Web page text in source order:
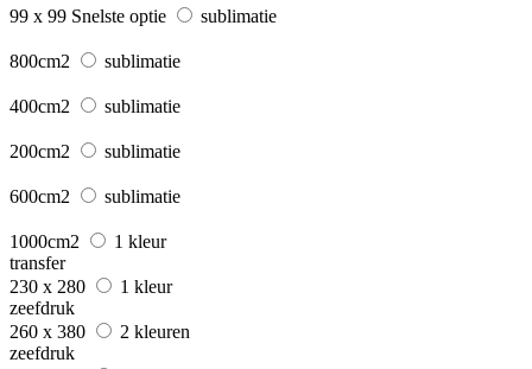
99 x 99 Snelste optie sublimatie
800cm2 sublimatie
400cm2 sublimatie
200cm2 sublimatie
600cm2 sublimatie
1000cm2
1 kleur
transfer
230 x 280
1 kleur
zeefdruk
260 x 380
2 kleuren
zeefdruk